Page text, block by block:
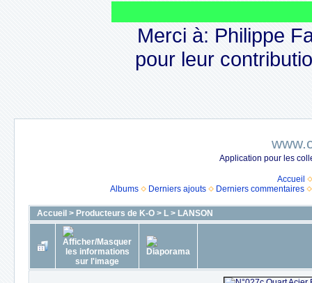
Merci à: Philippe
pour leur
Application pour les
Accueil
Albums
Derniers ajouts Derniers commentaires
Accueil > Producteurs de K-O > L > LANSON